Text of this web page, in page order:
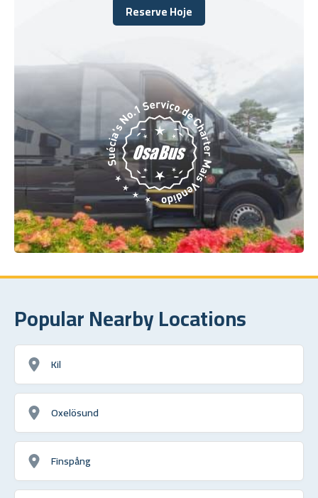
Reserve Hoje
Reserve Hoje
Popular Nearby Locations
Kil
Oxelösund
Finspång